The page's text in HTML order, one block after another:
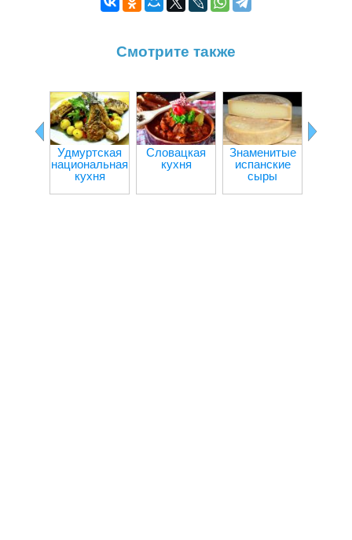
Смотрите также
Удмуртская
национальная
кухня
Словацкая
кухня
Знаменитые
испанские
сыры